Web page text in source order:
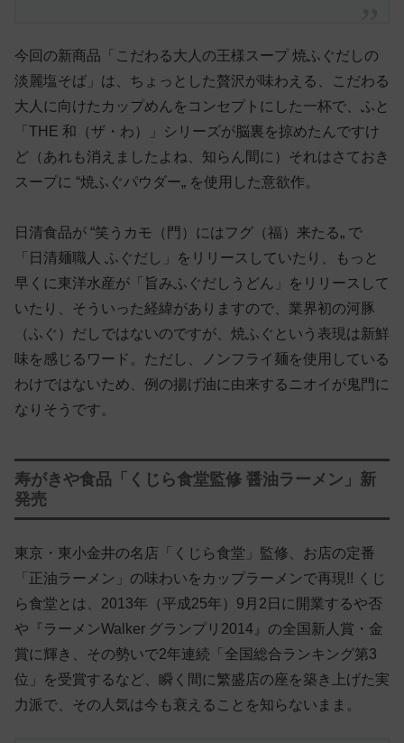
今回の新商品「こだわる大人の王様スープ 焼ふぐだしの
淡麗塩そば」は、ちょっとした贅沢が味わえる、こだわる
大人に向けたカップめんをコンセプトにした一杯で、ふと
「THE 和（ザ・わ）」シリーズが脳裏を掠めたんですけ
ど（あれも消えましたよね、知らん間に）それはさておき
スープに “焼ふぐパウダー„ を使用した意欲作。
日清食品が “笑うカモ（門）にはフグ（福）来たる„ で
「日清麺職人 ふぐだし」をリリースしていたり、もっと
早くに東洋水産が「旨みふぐだしうどん」をリリースして
いたり、そういった経緯がありますので、業界初の河豚
（ふぐ）だしではないのですが、焼ふぐという表現は新鮮
味を感じるワード。ただし、ノンフライ麺を使用している
わけではないため、例の揚げ油に由来するニオイが鬼門に
なりそうです。
寿がきや食品「くじら食堂監修 醤油ラーメン」新
発売
東京・東小金井の名店「くじら食堂」監修、お店の定番
「正油ラーメン」の味わいをカップラーメンで再現!! くじ
ら食堂とは、2013年（平成25年）9月2日に開業するや否
や『ラーメンWalker グランプリ2014』の全国新人賞・金
賞に輝き、その勢いで2年連続「全国総合ランキング第3
位」を受賞するなど、瞬く間に繁盛店の座を築き上げた実
力派で、その人気は今も衰えることを知らないまま。